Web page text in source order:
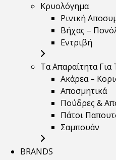
Κρυολόγημα
Ρινική
Βήχας –
Εντριβή
Τα Απαραίτητα Για
Ακάρεα –
Αποσμητικά
Πούδρες &
Πάτοι
Σαμπουάν
BRANDS